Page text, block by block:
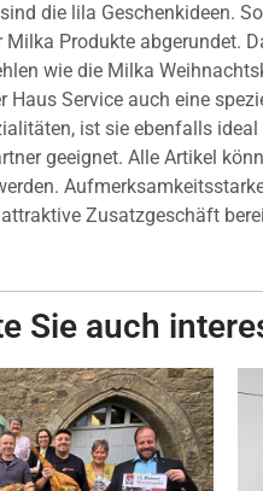
die lila Geschenkideen.
Milka Produkte abgerundet.
wie die Milka
Haus Service auch eine
ist sie ebenfalls
geeignet. Alle Artikel
Zusatzgeschäft
Sie auch